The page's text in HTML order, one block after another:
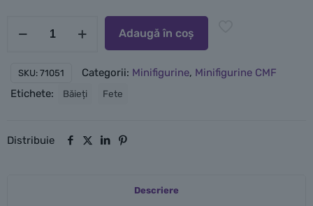
28:
Adaugă în coș
SKU: 71051 Categorii: Minifigurine, Minifigurine CMF
Etichete:
Băieți Fete
Distribuie
Descriere